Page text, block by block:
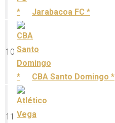
Jarabacoa FC *
10
CBA Santo Domingo *
11